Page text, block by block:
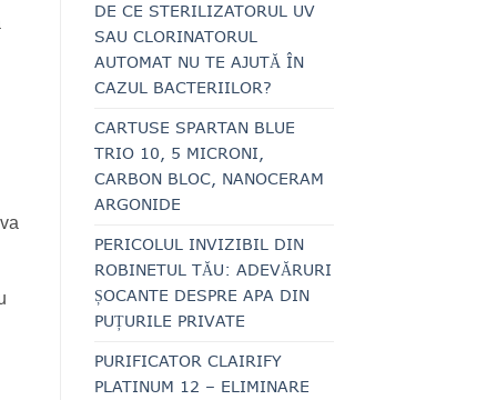
DE CE STERILIZATORUL UV
SAU CLORINATORUL
AUTOMAT NU TE AJUTĂ ÎN
CAZUL BACTERIILOR?
CARTUSE SPARTAN BLUE
TRIO 10, 5 MICRONI,
CARBON BLOC, NANOCERAM
ARGONIDE
PERICOLUL INVIZIBIL DIN
ROBINETUL TĂU: ADEVĂRURI
ȘOCANTE DESPRE APA DIN
PUȚURILE PRIVATE
PURIFICATOR CLAIRIFY
PLATINUM 12 – ELIMINARE